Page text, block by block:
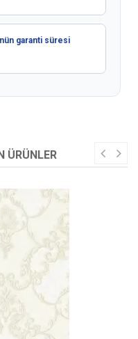
garanti süresi
ÜRÜNLER